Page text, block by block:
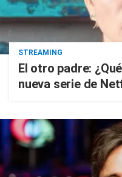
STREAMING
El otro padre:
nueva serie de